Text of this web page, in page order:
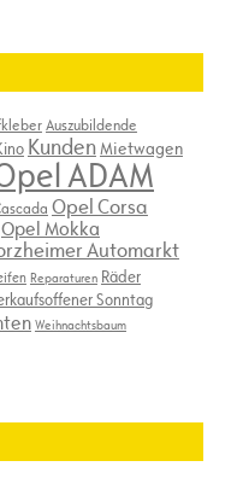
Auszubildende
KundenMietwagen
ADAM
Opel Corsa
Opel Mokka
Automarkt
Reparaturen Räder
Sonntag
Weihnachtsbaum